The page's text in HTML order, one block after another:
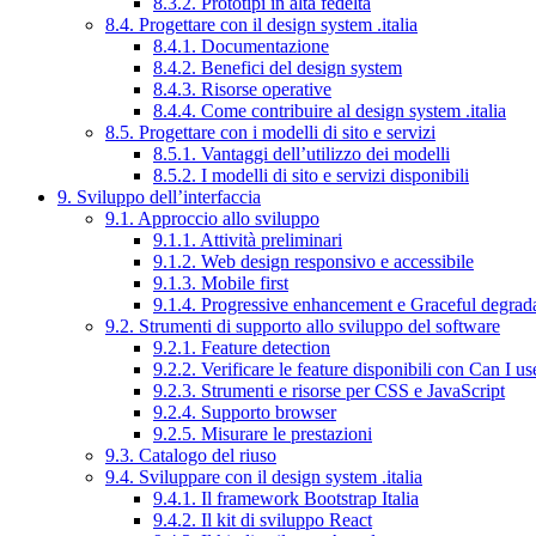
8.4. Progettare con il design system .italia
8.4.1. Documentazione
8.4.2. Benefici del design system
8.4.3. Risorse operative
8.4.4. Come contribuire al design system .italia
8.5. Progettare con i modelli di sito e servizi
8.5.1. Vantaggi dell’utilizzo dei modelli
8.5.2. I modelli di sito e servizi disponibili
9. Sviluppo dell’interfaccia
9.1. Approccio allo sviluppo
9.1.1. Attività preliminari
9.1.2. Web design responsivo e accessibile
9.1.3. Mobile first
9.1.4. Progressive enhancement e Graceful
9.2. Strumenti di supporto allo sviluppo del software
9.2.1. Feature detection
9.2.2. Verificare le feature disponibili con Can I
9.2.3. Strumenti e risorse per CSS e JavaScript
9.2.4. Supporto browser
9.2.5. Misurare le prestazioni
9.3. Catalogo del riuso
9.4. Sviluppare con il design system .italia
9.4.1. Il framework Bootstrap Italia
9.4.2. Il kit di sviluppo React